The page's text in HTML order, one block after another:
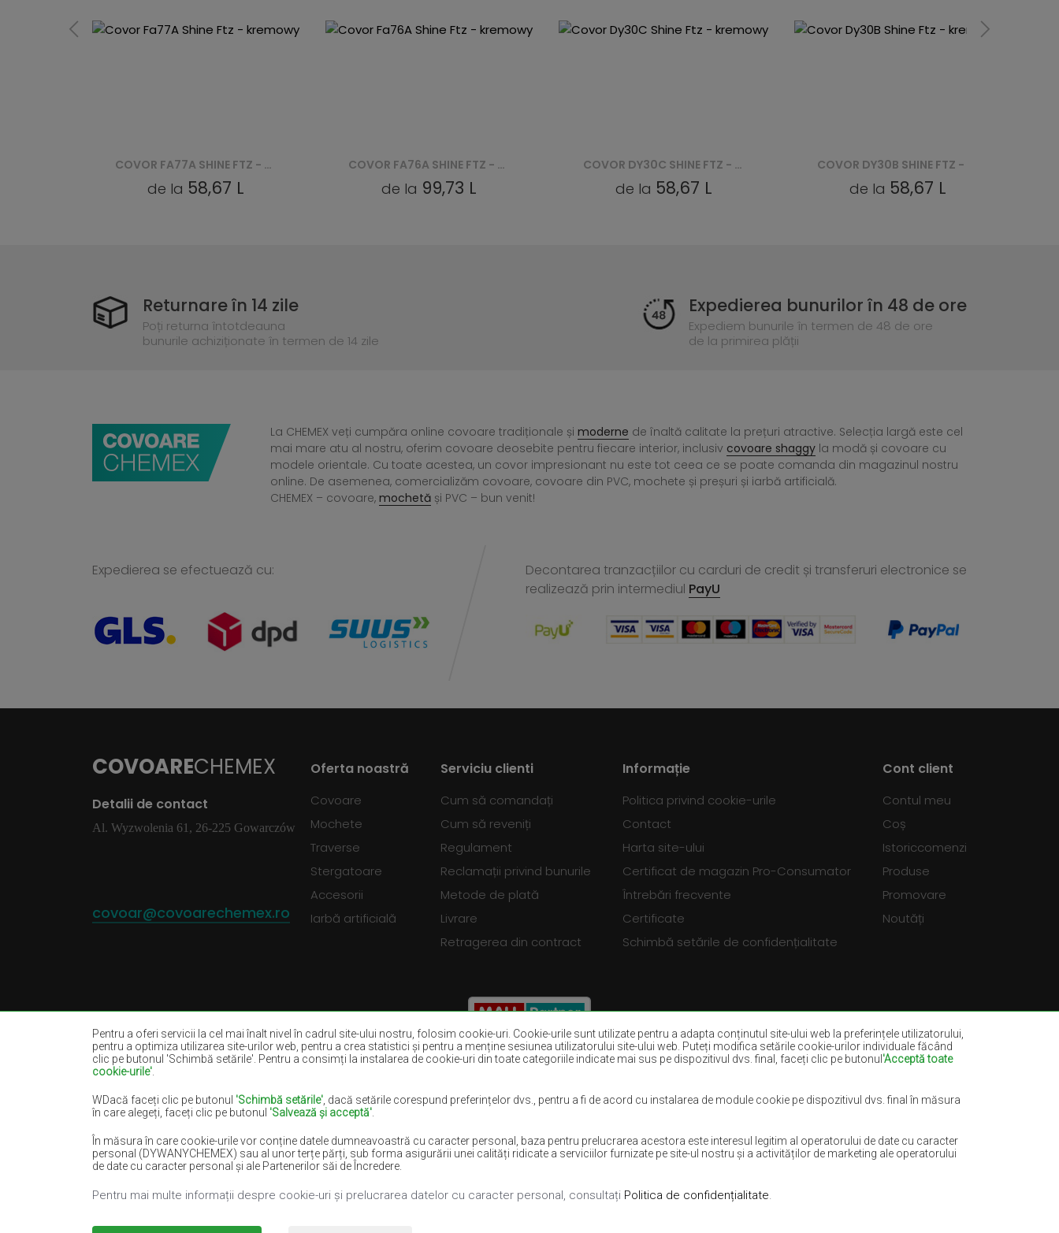
Pentru a oferi servicii la cel mai înalt nivel în cadrul site-ului nostru, folosim cookie-uri. Cookie-urile sunt utilizate pentru a adapta conținutul site-ului web la preferințele utilizatorului,
pentru a optimiza utilizarea site-urilor web, pentru a crea statistici și pentru a menține sesiunea utilizatorului site-ului web. Puteți modifica setările cookie-urilor individuale făcând
clic pe butonul 'Schimbă setările'. Pentru a consimți la instalarea de cookie-uri din toate categoriile indicate mai sus pe dispozitivul dvs. final, faceți clic pe butonul 'Acceptă toate
cookie-urile'
WDacă faceți clic pe butonul 'Schimbă setările' , dacă setările corespund preferințelor dvs., pentru a fi de acord cu instalarea de module cookie pe dispozitivul dvs. final în măsura
în care alegeți, faceți clic pe butonul 'Salvează și acceptă'
În măsura în care cookie-urile vor conține datele dumneavoastră cu caracter personal, baza pentru prelucrarea acestora este interesul legitim al operatorului de date cu caracter
personal (DYWANYCHEMEX) sau al unor terțe părți, sub forma asigurării unei calități ridicate a serviciilor furnizate pe site-ul nostru și a activităților de marketing ale operatorului
de date cu caracter personal și ale Partenerilor săi de Încredere.
Pentru mai multe informații despre cookie-uri și prelucrarea datelor cu caracter personal, consultați Politica de confidențialitate.
COVOR FA77A SHINE FTZ - KREMOWY
de la 58,67 L
COVOR FA76A SHINE FTZ - KREMOWY
de la 99,73 L
COVOR DY30C SHINE FTZ - KREMOWY
de la 58,67 L de la 58,67 L
Returnare în 14 zile
Poți returna întotdeauna
bunurile achiziționate în termen de 14 zile
Expedierea bunurilor în 48 de ore
Expediem bunurile în termen de 48 de ore
de la primirea plății
La CHEMEX veți cumpăra online covoare tradiționale și moderne de înaltă calitate la prețuri atractive. Selecția largă este cel
mai mare atu al nostru, oferim covoare deosebite pentru fiecare interior, inclusiv covoare shaggy la modă și covoare cu
modele orientale. Cu toate acestea, un covor impresionant nu este tot ceea ce se poate comanda din magazinul nostru
online. De asemenea, comercializăm covoare, covoare din PVC, mochete și preșuri și iarbă artificială.
CHEMEX – covoare, mochetă și PVC – bun venit!
Expedierea se efectuează cu:
Decontarea tranzacțiilor cu carduri de credit și transferuri electronice se
realizează prin intermediul PayU
COVOARECHEMEX
Detalii de contact
Al. Wyzwolenia 61, 26-225 Gowarczów
covoar@covoarechemex.ro
Oferta noastră
Covoare
Mochete
Traverse
Stergatoare
Accesorii
Iarbă artificială
Serviciu clienti
Cum să comandați
Cum să reveniți
Regulament
Reclamații privind bunurile
Metode de plată
Livrare
Retragerea din contract
Informație
Politica privind cookie-urile
Contact
Harta site-ului
Certificat de magazin Pro-Consumator
Întrebări frecvente
Certificate
Schimbă setările de confidențialitate
Cont client
Contul meu
Coș
Istoriccomenzi
Produse
Promovare
Noutăți
Covoare bej
Covoare negre
Covoare roșii Covoare violet Covoare albastru marin
Covoare maro-deschis
Covoare somon
Covoare crem
Covoare albastre
Covoare portocalii Covoare roz Covoare gri
Covoare teracotă
Covoare verzi
Covoare aurii